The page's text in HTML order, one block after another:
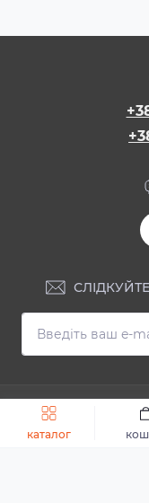
каталог
Швидке замовлення
ІНФОРМАЦІЯ